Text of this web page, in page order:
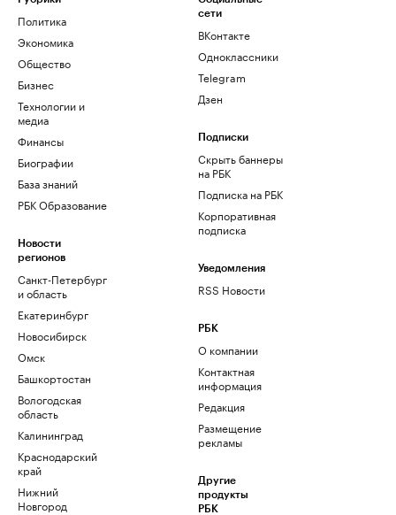
Политика
Экономика
Общество
Бизнес
Технологии и
медиа
Финансы
Биографии
База знаний
РБК Образование
Новости
регионов
Санкт-Петербург
и область
Екатеринбург
Новосибирск
Омск
Башкортостан
Вологодская
область
Калининград
Краснодарский
край
Нижний
Новгород
сети
ВКонтакте
Одноклассники
Telegram
Дзен
Подписки
Скрыть баннеры
на РБК
Подписка на РБК
Корпоративная
подписка
Уведомления
RSS Новости
РБК
О компании
Контактная
информация
Редакция
Размещение
рекламы
Другие
продукты
РБК